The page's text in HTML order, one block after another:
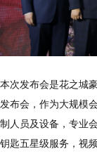
本次发布会是花之城
发布会，作为大规模
制人员及设备，专业
钥匙五星级服务，视